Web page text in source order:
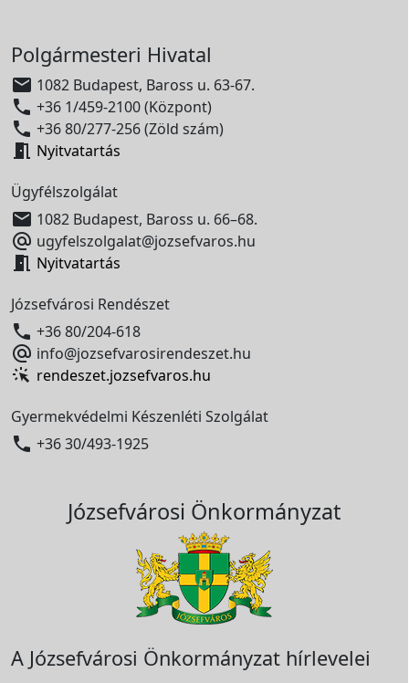
Polgármesteri Hivatal
 1082 Budapest, Baross u. 63-67.
 +36 1/459-2100 (Központ)
 +36 80/277-256 (Zöld szám)
 Nyitvatartás
Ügyfélszolgálat
 1082 Budapest, Baross u. 66–68.
 ugyfelszolgalat@jozsefvaros.hu
 Nyitvatartás
Józsefvárosi Rendészet
 +36 80/204-618
 info@jozsefvarosirendeszet.hu
rendeszet.jozsefvaros.hu
Gyermekvédelmi Készenléti Szolgálat
 +36 30/493-1925
Józsefvárosi Önkormányzat
A Józsefvárosi Önkormányzat hírlevelei